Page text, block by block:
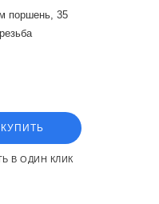
поршень, 35
size is
КУПИТЬ
В ОДИН КЛИК